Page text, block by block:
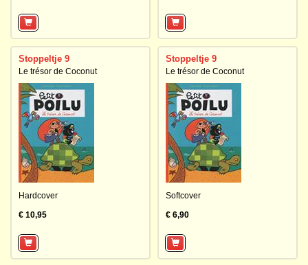
Stoppeltje 9
Le trésor de Coconut
Hardcover
€ 10,95
Stoppeltje 9
Le trésor de Coconut
Softcover
€ 6,90